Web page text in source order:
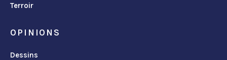
Terroir
OPINIONS
Dessins